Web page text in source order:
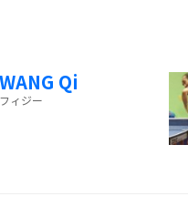
WANG Qi
フィジー